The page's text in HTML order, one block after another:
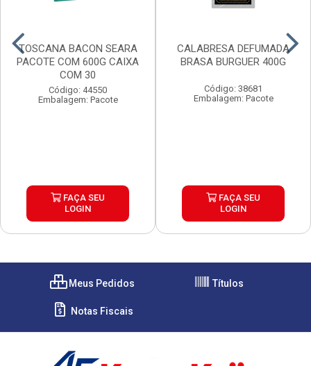
TOSCANA BACON SEARA
PACOTE COM 600G CAIXA
COM 30
Código: 44550
Embalagem: Pacote
FAÇA SEU
LOGIN
CALABRESA DEFUMADA
BRASA BURGUER 400G
Código: 38681
Embalagem: Pacote
FAÇA SEU
LOGIN
Meus Pedidos Títulos
Notas Fiscais